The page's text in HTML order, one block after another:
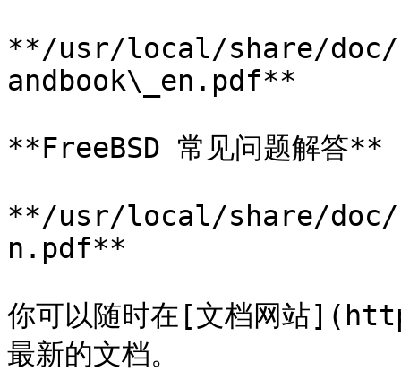
**/usr/local/share/doc/
andbook\_en.pdf**
**FreeBSD 常见问题解答**
**/usr/local/share/doc/
n.pdf**
你可以随时在[文档网站
最新的文档。